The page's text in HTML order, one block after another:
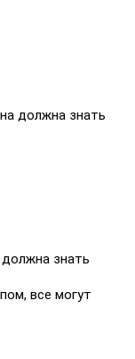
должна знать
знать
все могут